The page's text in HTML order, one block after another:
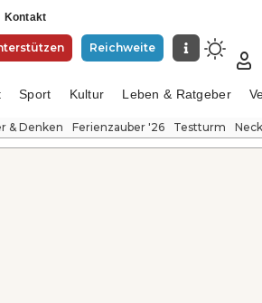
Kontakt
Reichweite
Sport Kultur Leben & Ratgeber
& Denken Ferienzauber '26 Testturm